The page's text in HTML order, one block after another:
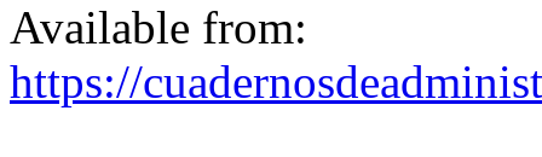
Available from:
https://